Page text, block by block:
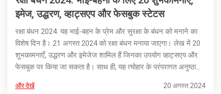
इमेज, उद्धरण, व्हाट्सएप और फेसबुक स्टेटस
रक्षा बंधन 2024: यह भाई-बहन के प्रेम और सुरक्षा के बंधन को मनाने का
विशेष दिन है। 21 अगस्त 2024 को रक्षा बंधन मनाया जाएगा। लेख में 20
शुभकामनाएँ, उद्धरण और इमेजेज शामिल हैं जिनका उपयोग व्हाट्सएप और
फेसबुक पर किया जा सकता है। साथ ही, यह त्योहार के परंपरागत अनुष्ठानों
और देखें 20 अगस्त 2024